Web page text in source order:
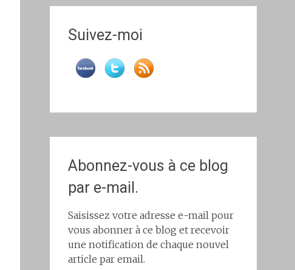
Suivez-moi
Abonnez-vous à ce blog
par e-mail.
Saisissez votre adresse e-mail pour
vous abonner à ce blog et recevoir
une notification de chaque nouvel
article par email.